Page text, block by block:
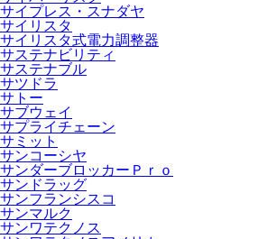
サイプレス・スナダヤ
サイリスタ
サイリスタ式電力調整器
サステナビリティ
サステナブル
サツドラ
サトー
サブウェイ
サプライチェーン
サミット
サンコーシヤ
サンダーブロッカーＰｒｏ
サンドラッグ
サンフランシスコ
サンマルク
サンワテクノス